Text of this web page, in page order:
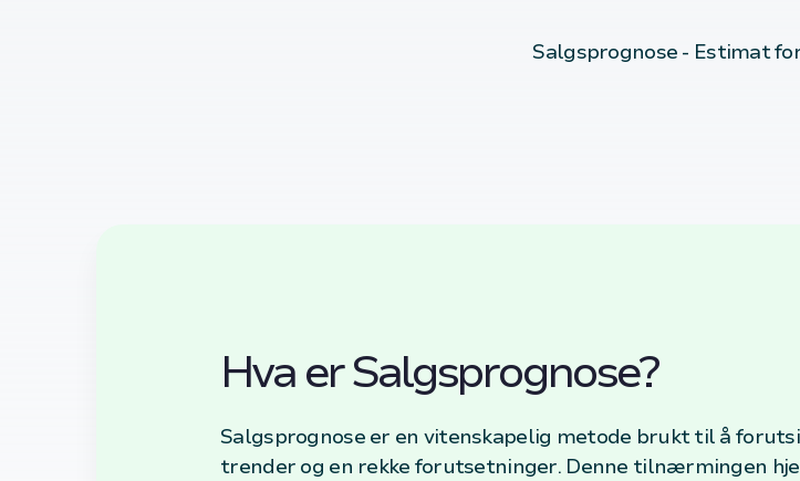
Salgsprognose - Estimat
Hva er Salgsprognose?
Salgsprognose er en vitenskapelig metode brukt til å
trender og en rekke forutsetninger. Denne tilnærmingen